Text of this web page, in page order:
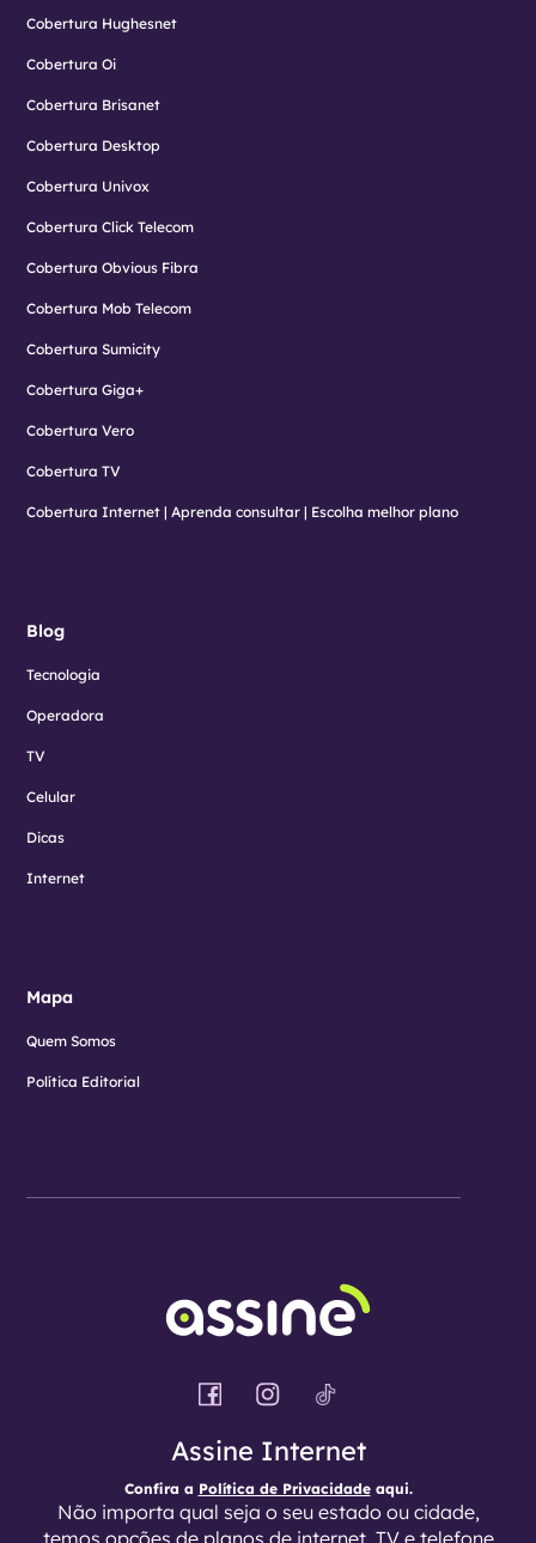
Cobertura Hughesnet
Cobertura Oi
Cobertura Brisanet
Cobertura Desktop
Cobertura Univox
Cobertura Click Telecom
Cobertura Obvious Fibra
Cobertura Mob Telecom
Cobertura Sumicity
Cobertura Giga+
Cobertura Vero
Cobertura TV
Cobertura Internet | Aprenda consultar | Escolha melhor plano
Blog
Tecnologia
Operadora
TV
Celular
Dicas
Internet
Mapa
Quem Somos
Política Editorial
Assine Internet
Confira a Política de Privacidadeaqui.
Não importa qual seja o seu estado ou cidade,
temos opções de planos de internet, TV e telefone